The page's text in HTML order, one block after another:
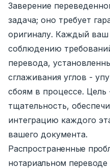
Заверение
задача; оно требует
оригиналу. Каждый
соблюдению
перевода,
сглаживания углов -
сбоям в процессе. Цель
тщательность,
интеграцию каждого
вашего документа.
Распространенные
нотариальном